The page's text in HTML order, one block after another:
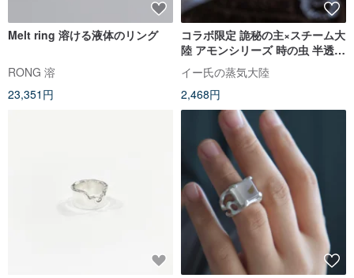
Melt ring 溶ける液体のリング
RONG 溶
23,351円
コラボ限定 詭秘の主×スチーム大
陸 アモンシリーズ 時の虫 半透明
リング 指輪
イー氏の蒸気大陸
2,468円